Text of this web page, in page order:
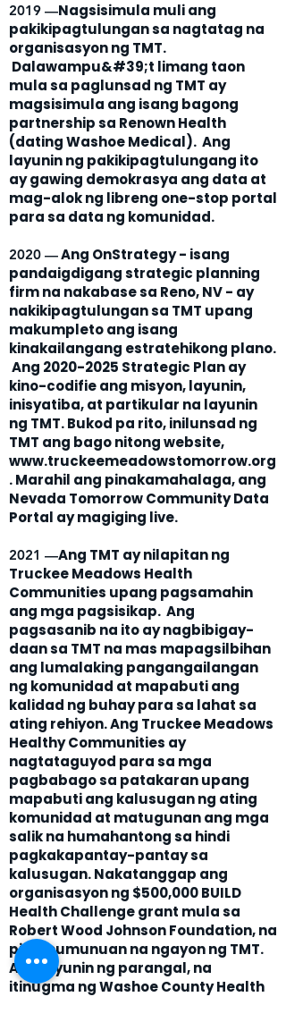
2019 —Nagsisimula muli ang
pakikipagtulungan sa nagtatag na
organisasyon ng TMT.
Dalawampu&#39;t limang taon
mula sa paglunsad ng TMT ay
magsisimula ang isang bagong
partnership sa Renown Health
(dating Washoe Medical). Ang
layunin ng pakikipagtulungang ito
ay gawing demokrasya ang data at
mag-alok ng libreng one-stop portal
para sa data ng komunidad.
2020 —Ang OnStrategy - isang
pandaigdigang strategic planning
firm na nakabase sa Reno, NV - ay
nakikipagtulungan sa TMT upang
makumpleto ang isang
kinakailangang estratehikong plano.
Ang 2020-2025 Strategic Plan ay
kino-codifie ang misyon, layunin,
inisyatiba, at partikular na layunin
ng TMT. Bukod pa rito, inilunsad ng
TMT ang bago nitong website,
www.truckeemeadowstomorrow.org
. Marahil ang pinakamahalaga, ang
Nevada Tomorrow Community Data
Portal ay magiging live.
2021 —Ang TMT ay nilapitan ng
Truckee Meadows Health
Communities upang pagsamahin
ang mga pagsisikap. Ang
pagsasanib na ito ay nagbibigay-
daan sa TMT na mas mapagsilbihan
ang lumalaking pangangailangan
ng komunidad at mapabuti ang
kalidad ng buhay para sa lahat sa
ating rehiyon. Ang Truckee Meadows
Healthy Communities ay
nagtataguyod para sa mga
pagbabago sa patakaran upang
mapabuti ang kalusugan ng ating
komunidad at matugunan ang mga
salik na humahantong sa hindi
pagkakapantay-pantay sa
kalusugan. Nakatanggap ang
organisasyon ng $500,000 BUILD
Health Challenge grant mula sa
Robert Wood Johnson Foundation, na
pinamumunuan na ngayon ng TMT.
Ang layunin ng parangal, na
itinugma ng Washoe County Health